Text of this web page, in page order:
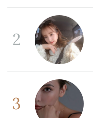
2
3